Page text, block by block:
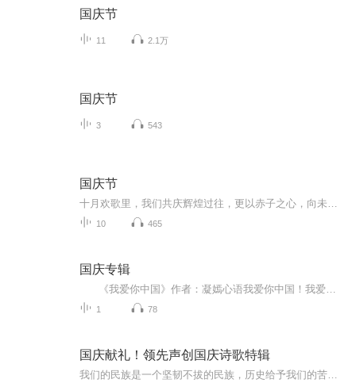
国庆节
11 2.1万
国庆节
3 543
国庆节
10 465
国庆专辑
1 78
国庆献礼！领先声创国庆诗歌特辑